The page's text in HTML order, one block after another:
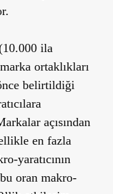
ila
ortaklıkları
belirtildiği
açısından
en fazla
yaratıcının
oran makro-